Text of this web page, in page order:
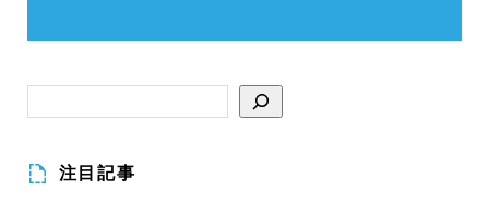
注目記事